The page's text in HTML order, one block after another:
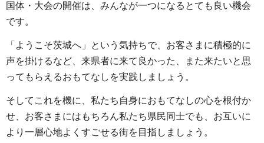
国体・大会の開催は、みんなが一つになるとても良い機会
です。
「ようこそ茨城へ」という気持ちで、お客さまに積極的に
声を掛けるなど、来県者に来て良かった、また来たいと思
ってもらえるおもてなしを実践しましょう。
そしてこれを機に、私たち自身におもてなしの心を根付か
せ、お客さまにはもちろん私たち県民同士でも、お互いに
より一層心地よくすごせる街を目指しましょう。